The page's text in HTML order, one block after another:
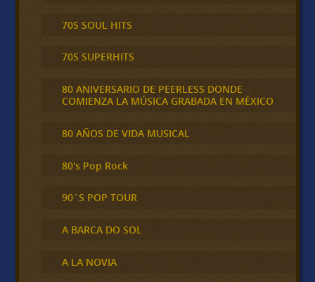
70S SOUL HITS
70S SUPERHITS
80 ANIVERSARIO DE PEERLESS DONDE
COMIENZA LA MÚSICA GRABADA EN MÉXICO
80 AÑOS DE VIDA MUSICAL
80's Pop Rock
90´S POP TOUR
A BARCA DO SOL
A LA NOVIA